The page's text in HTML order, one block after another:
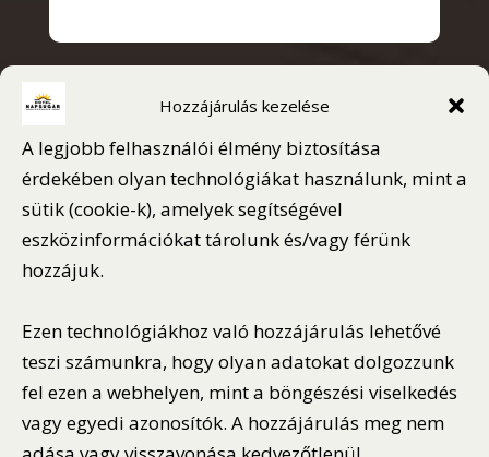
Hozzájárulás kezelése
A legjobb felhasználói élmény biztosítása
érdekében olyan technológiákat használunk, mint a
sütik (cookie-k), amelyek segítségével
eszközinformációkat tárolunk és/vagy férünk
hozzájuk.
Ezen technológiákhoz való hozzájárulás lehetővé
teszi számunkra, hogy olyan adatokat dolgozzunk
fel ezen a webhelyen, mint a böngészési viselkedés
vagy egyedi azonosítók. A hozzájárulás meg nem
IDŐJÁRÁS – OROSHÁZA
Időjárás nem elérhető
GOOGLE ÉRTÉKELÉS
Napsugár Hotel Orosháza
★★★★★